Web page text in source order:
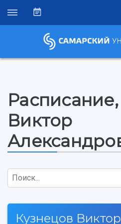
НАЗАД
Об университете
Новости
Образование
Научно-
Виктор
Поиск...
Кузнецов Виктор